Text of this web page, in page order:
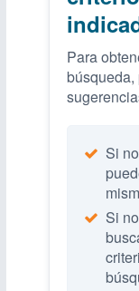
Para
Si
Si